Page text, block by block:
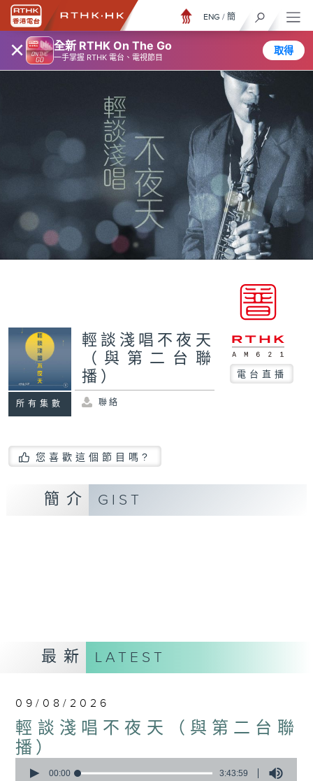
× 全新 RTHK On The Go
一手掌握 RTHK 電台、電視節目
取得
ENG / 簡
所有集數
輕談淺唱不夜天
（與第二台聯
播）
電台直播
聯絡
您喜歡這個節目嗎?
簡介 GIST
最新 LATEST
09/08/2026
輕談淺唱不夜天（與第二台聯
播）
seconds
00:00 3:43:59